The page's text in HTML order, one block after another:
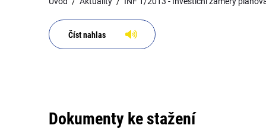
Číst nahlas
Dokumenty ke stažení